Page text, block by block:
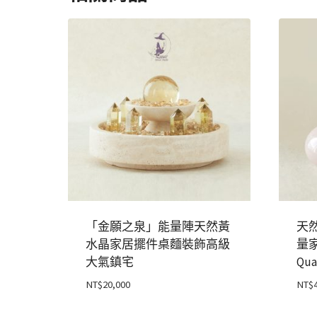
「金願之泉」能量陣天然黃
水晶家居擺件桌麵裝飾高級
大氣鎮宅
NT$20,000
天
量
NT$